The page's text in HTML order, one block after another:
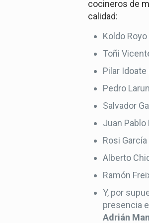
cocineros de
calidad:
Koldo
Toñi
Pilar
Pedro
Salvador
Juan Pablo
Rosi
Alberto
Ramón
Y, por
presencia
Adrián